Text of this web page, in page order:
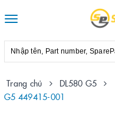
Toggle
Trang chủ DL580 G5
G5 449415-001